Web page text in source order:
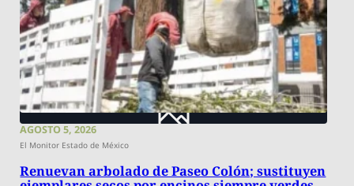
AGOSTO 5, 2026
El Monitor Estado de México
Renuevan arbolado de Paseo Colón; sustituyen